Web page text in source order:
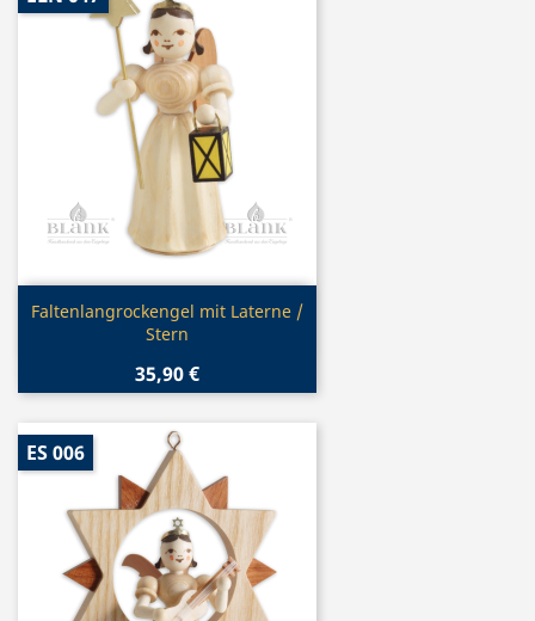
Vorschau
Faltenlangrockengel mit Laterne /
Stern
35,90 €
ES 006